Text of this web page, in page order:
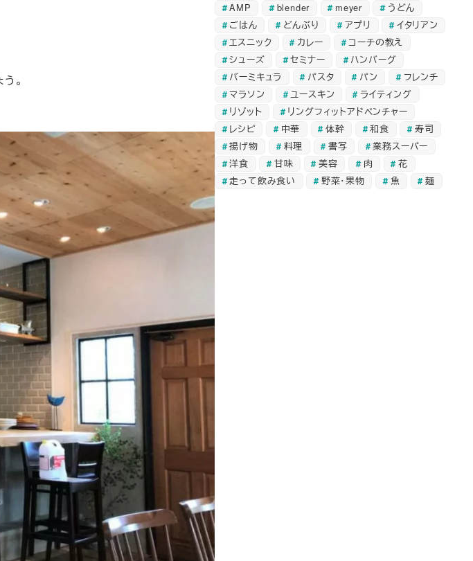
。
AMP blender meyer
うどん
ごはん
どんぶり アプリ
イタリアン
エスニック
カレー
コーチの教え
シューズ
セミナー
ハンバーグ
バーミキュラ
パスタ パン
フレンチ
マラソン
ユースキン
ライティング
リゾット
リングフィットアドベンチャー
レシピ
中華 体幹 和食
寿司
揚げ物
料理 書写
業務スーパー
洋食
甘味 美容 肉
花
走って飲み食い
野菜・果物 魚 麺